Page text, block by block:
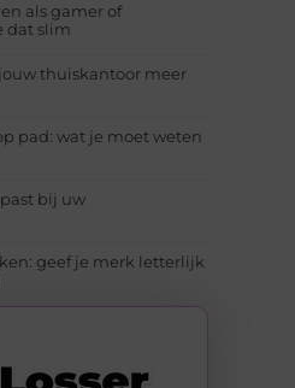
als gamer of
dat slim
thuiskantoor meer
pad: wat je moet weten
bij uw
geef je merk letterlijk